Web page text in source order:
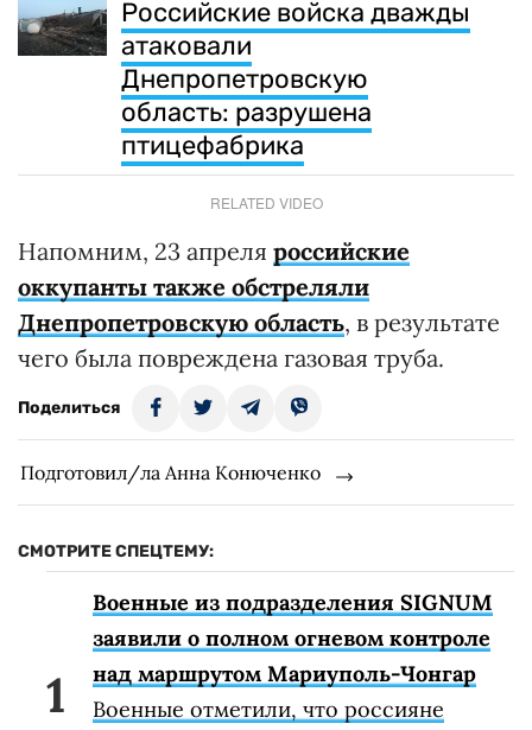
Российские войска дважды
атаковали
Днепропетровскую
область: разрушена
птицефабрика
RELATED VIDEO
Напомним, 23 апреля российские
оккупанты также обстреляли
Днепропетровскую область, в результате
чего была повреждена газовая труба.
Поделиться
Подготовил/ла Анна Конюченко
СМОТРИТЕ СПЕЦТЕМУ:
Военные из подразделения SIGNUM
заявили о полном огневом контроле
над маршрутом Мариуполь-Чонгар
Военные отметили, что россияне